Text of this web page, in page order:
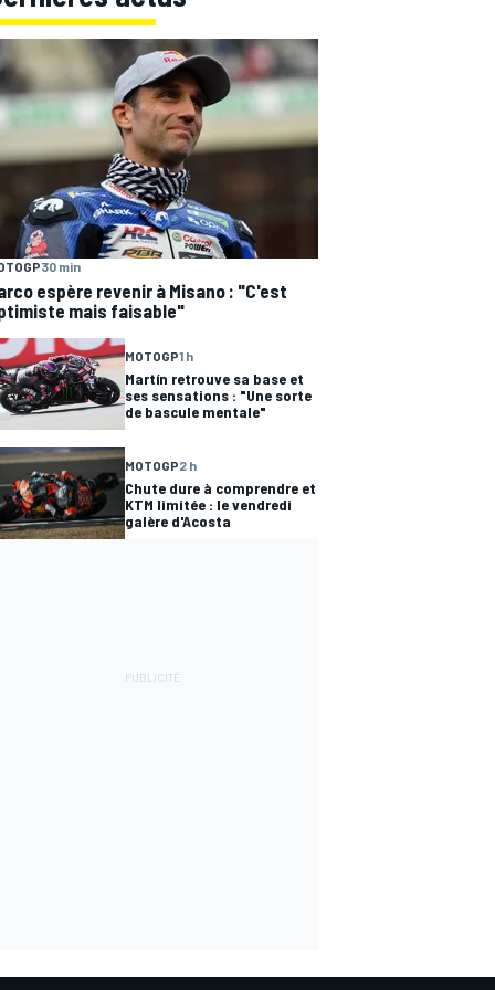
30 min
espère revenir à Misano : "C'est
mais faisable"
MOTOGP1 h
Martín retrouve sa base et
ses sensations : "Une sorte
de bascule mentale"
MOTOGP2 h
Chute dure à comprendre et
KTM limitée : le vendredi
galère d'Acosta